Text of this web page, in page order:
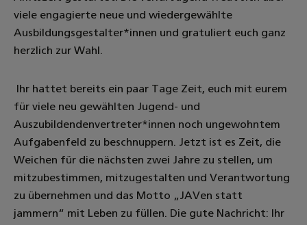
viele engagierte neue und wiedergewählte
Ausbildungsgestalter*innen und gratuliert euch ganz
herzlich zur Wahl.
Ihr hattet bereits ein paar Tage Zeit, euch mit eurem
für viele neu gewählten Jugend- und
Auszubildendenvertreter*innen noch ungewohntem
Aufgabenfeld zu beschnuppern. Jetzt ist es Zeit, die
Weichen für die nächsten zwei Jahre zu stellen, um
mitzubestimmen, mitzugestalten und Verantwortung
zu übernehmen und das Motto „JAVen statt
jammern“ mit Leben zu füllen. Die gute Nachricht: Ihr